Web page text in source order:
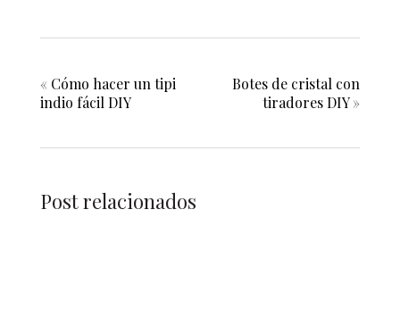
« Cómo hacer un tipi
indio fácil DIY
Botes de cristal con
tiradores DIY»
Post relacionados